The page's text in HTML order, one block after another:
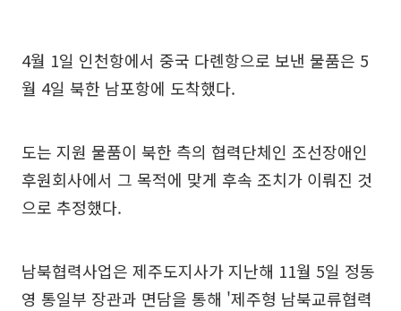
4월 1일 인천항에서 중국 다롄항으로 보낸 물품은 5
월 4일 북한 남포항에 도착했다.
도는 지원 물품이 북한 측의 협력단체인 조선장애인
후원회사에서 그 목적에 맞게 후속 조치가 이뤄진 것
으로 추정했다.
남북협력사업은 제주도지사가 지난해 11월 5일 정동
영 통일부 장관과 면담을 통해 '제주형 남북교류협력